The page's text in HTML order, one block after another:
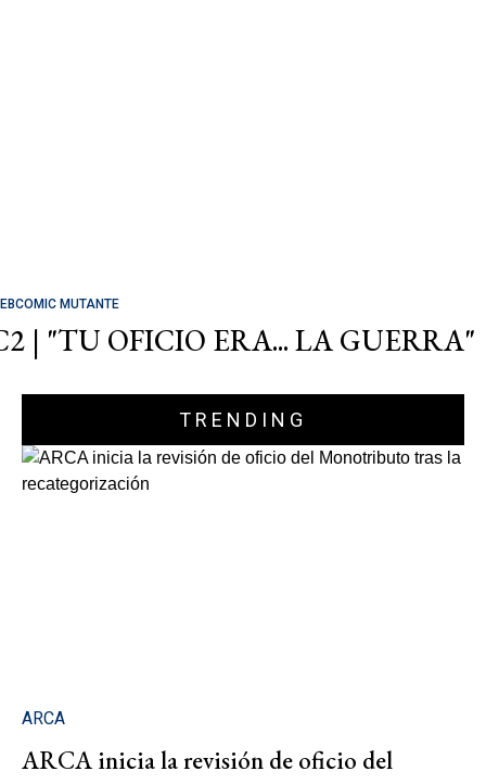
MUTANTE
| "TU OFICIO ERA... LA GUERRA"
TRENDING
ARCA
ARCA inicia la revisión de oficio del